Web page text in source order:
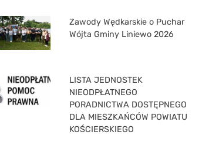
Zawody Wędkarskie o Puchar
Wójta Gminy Liniewo 2026
LISTA JEDNOSTEK
NIEODPŁATNEGO
PORADNICTWA DOSTĘPNEGO
DLA MIESZKAŃCÓW POWIATU
KOŚCIERSKIEGO